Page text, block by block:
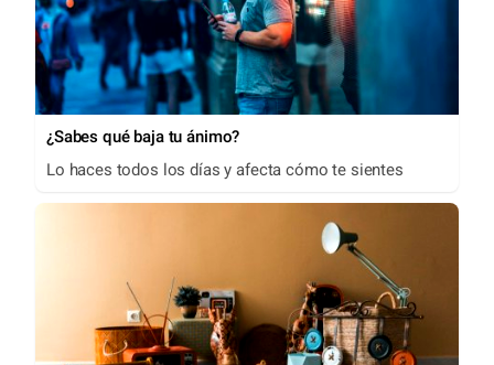
¿Sabes qué baja tu ánimo?
Lo haces todos los días y afecta cómo te sientes